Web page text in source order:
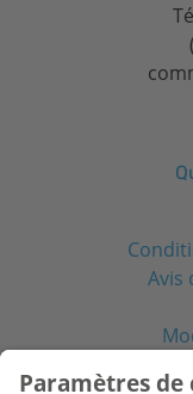
Avis